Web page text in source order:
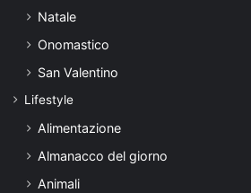
Natale
Onomastico
San Valentino
Lifestyle
Alimentazione
Almanacco del giorno
Animali